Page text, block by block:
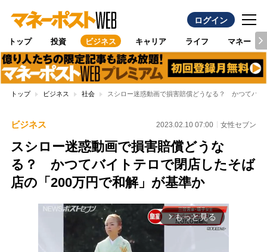
ログイン
トップ 投資 ビジネス キャリア ライフ マネー
トップ ビジネス 社会 スシロー迷惑動画で損害賠償どうなる？ かつてバ
ビジネス 2023.02.10 07:00 女性セブン
スシロー迷惑動画で損害賠償どうな
る？ かつてバイトテロで閉店したそば
店の「200万円で和解」が基準か
arrow_forward_ios もっと見る